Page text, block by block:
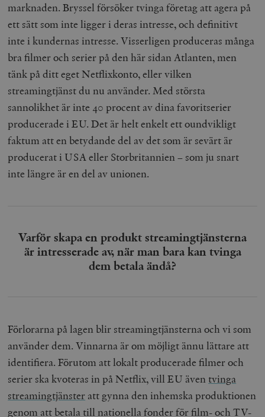
marknaden. Bryssel försöker tvinga företag att agera på
ett sätt som inte ligger i deras intresse, och definitivt
inte i kundernas intresse. Visserligen produceras många
bra filmer och serier på den här sidan Atlanten, men
tänk på ditt eget Netflixkonto, eller vilken
streamingtjänst du nu använder. Med största
sannolikhet är inte 40 procent av dina favoritserier
producerade i EU. Det är helt enkelt ett oundvikligt
faktum att en betydande del av det som är sevärt är
producerat i USA eller Storbritannien – som ju snart
inte längre är en del av unionen.
Varför skapa en produkt streamingtjänsterna
är intresserade av, när man bara kan tvinga
dem betala ändå?
Förlorarna på lagen blir streamingtjänsterna och vi som
använder dem. Vinnarna är om möjligt ännu lättare att
identifiera. Förutom att lokalt producerade filmer och
serier ska kvoteras in på Netflix, vill EU även tvinga
streamingtjänster att gynna den inhemska produktionen
genom att betala till nationella fonder för film- och TV-